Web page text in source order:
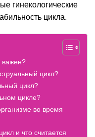
гинекологические
цикла.
важен?
цикл?
цикл?
цикле?
во время
и что считается